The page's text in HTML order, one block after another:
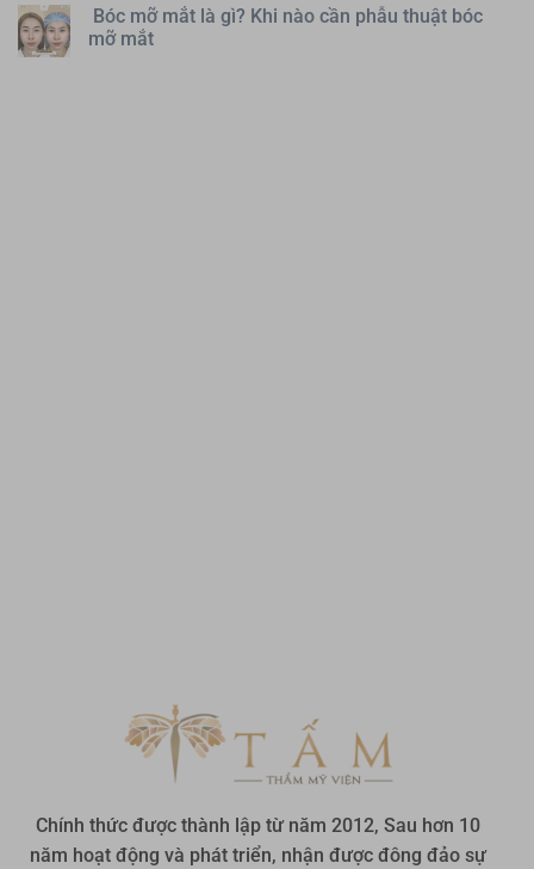
Bóc mỡ mắt là gì? Khi nào cần phẫu thuật bóc
mỡ mắt
Chính thức được thành lập từ năm 2012, Sau hơn 10
năm hoạt động và phát triển, nhận được đông đảo sự